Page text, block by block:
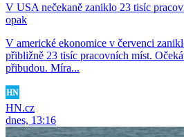
V USA nečekaně zaniklo 23 tisíc
opak
V americké ekonomice v červenci
přibližně 23 tisíc pracovních míst.
přibudou. Míra...
HN.cz
dnes, 13:16